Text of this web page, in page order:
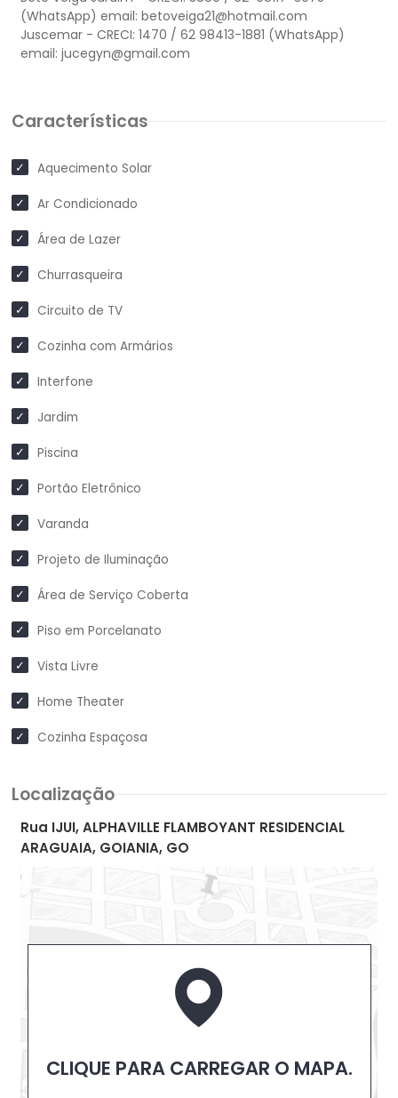
(WhatsApp) email: betoveiga21@hotmail.com
Juscemar - CRECI: 1470 / 62 98413-1881 (WhatsApp)
email: jucegyn@gmail.com
Características
Aquecimento Solar
Ar Condicionado
Área de Lazer
Churrasqueira
Circuito de TV
Cozinha com Armários
Interfone
Jardim
Piscina
Portão Eletrônico
Varanda
Projeto de Iluminação
Área de Serviço Coberta
Piso em Porcelanato
Vista Livre
Home Theater
Cozinha Espaçosa
Localização
Rua IJUI, ALPHAVILLE FLAMBOYANT RESIDENCIAL
ARAGUAIA, GOIANIA, GO
CLIQUE PARA CARREGAR O MAPA.